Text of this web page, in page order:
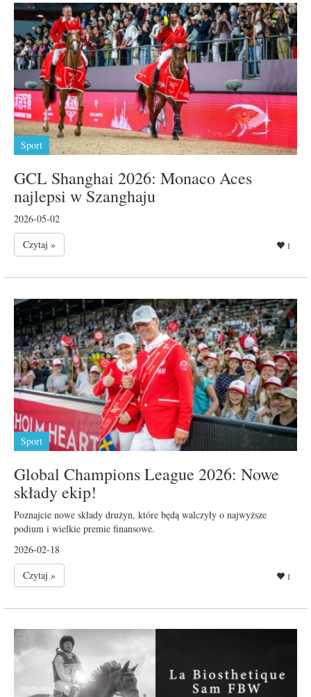
Sport
GCL Shanghai 2026: Monaco Aces
najlepsi w Szanghaju
2026-05-02
Czytaj »
1
Sport
Global Champions League 2026: Nowe
składy ekip!
Poznajcie nowe składy drużyn, które będą walczyły o najwyższe
podium i wielkie premie finansowe.
2026-02-18
Czytaj »
1